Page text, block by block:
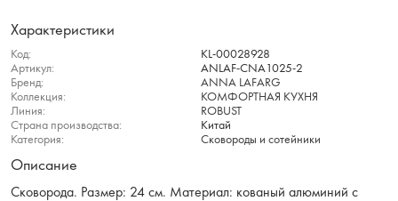
Характеристики
Код:
KL-00028928
Артикул:
ANLAF-CNA1025-2
Бренд:
ANNA LAFARG
Коллекция:
КОМФОРТНАЯ КУХНЯ
Линия:
ROBUST
Страна производства:
Китай
Категория:
Сковороды и сотейники
Описание
Сковорода. Размер: 24 см. Материал: кованый алюминий с